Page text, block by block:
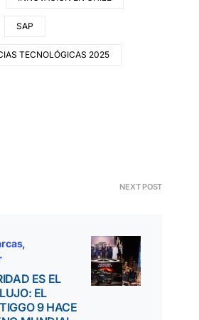
SAP
TECNOLÓGICAS 2025
NEXT POST
ES EL
EL
9 HACE